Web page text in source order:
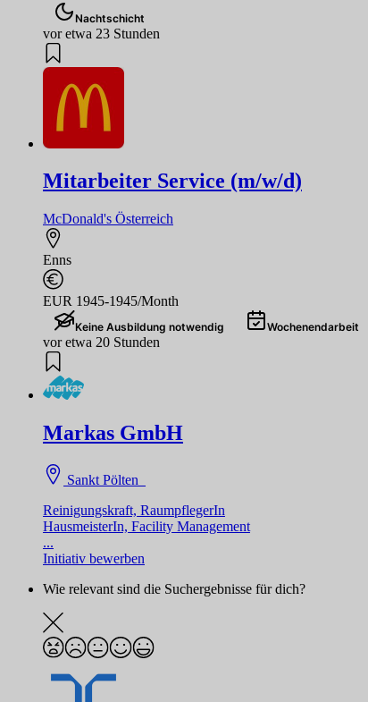
Nachtschicht
vor etwa 23 Stunden
Mitarbeiter Service (m/w/d)
McDonald's Österreich
Enns
EUR 1945-1945/Month
Keine Ausbildung notwendig Wochenendarbeit
vor etwa 20 Stunden
Markas GmbH
Sankt Pölten
Reinigungskraft, RaumpflegerIn
HausmeisterIn, Facility Management
...
Initiativ bewerben
Wie relevant sind die Suchergebnisse für dich?